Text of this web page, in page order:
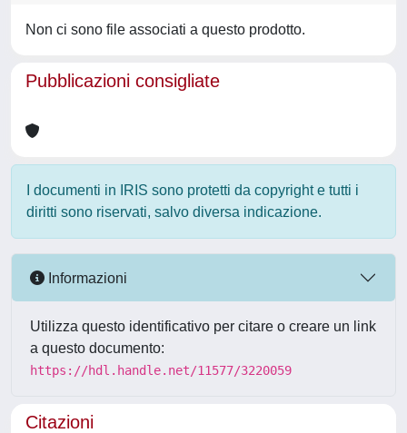
Non ci sono file associati a questo prodotto.
Pubblicazioni consigliate
I documenti in IRIS sono protetti da copyright e tutti i
diritti sono riservati, salvo diversa indicazione.
Informazioni
Utilizza questo identificativo per citare o creare un link
a questo documento:
https://hdl.handle.net/11577/3220059
Citazioni